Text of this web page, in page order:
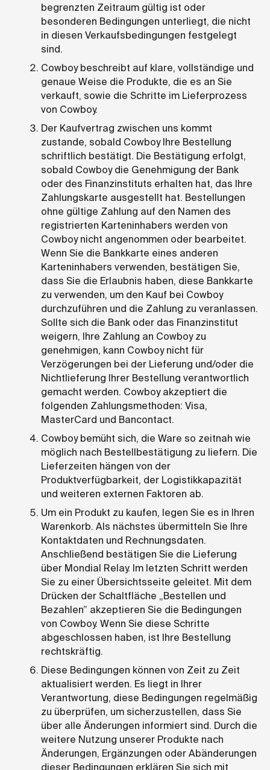
begrenzten Zeitraum gültig ist oder
besonderen Bedingungen unterliegt, die nicht
in diesen Verkaufsbedingungen festgelegt
sind.
Cowboy beschreibt auf klare, vollständige und
genaue Weise die Produkte, die es an Sie
verkauft, sowie die Schritte im Lieferprozess
von Cowboy.
Der Kaufvertrag zwischen uns kommt
zustande, sobald Cowboy Ihre Bestellung
schriftlich bestätigt. Die Bestätigung erfolgt,
sobald Cowboy die Genehmigung der Bank
oder des Finanzinstituts erhalten hat, das Ihre
Zahlungskarte ausgestellt hat. Bestellungen
ohne gültige Zahlung auf den Namen des
registrierten Karteninhabers werden von
Cowboy nicht angenommen oder bearbeitet.
Wenn Sie die Bankkarte eines anderen
Karteninhabers verwenden, bestätigen Sie,
dass Sie die Erlaubnis haben, diese Bankkarte
zu verwenden, um den Kauf bei Cowboy
durchzuführen und die Zahlung zu veranlassen.
Sollte sich die Bank oder das Finanzinstitut
weigern, Ihre Zahlung an Cowboy zu
genehmigen, kann Cowboy nicht für
Verzögerungen bei der Lieferung und/oder die
Nichtlieferung Ihrer Bestellung verantwortlich
gemacht werden. Cowboy akzeptiert die
folgenden Zahlungsmethoden: Visa,
MasterCard und Bancontact.
Cowboy bemüht sich, die Ware so zeitnah wie
möglich nach Bestellbestätigung zu liefern. Die
Lieferzeiten hängen von der
Produktverfügbarkeit, der Logistikkapazität
und weiteren externen Faktoren ab.
Um ein Produkt zu kaufen, legen Sie es in Ihren
Warenkorb. Als nächstes übermitteln Sie Ihre
Kontaktdaten und Rechnungsdaten.
Anschließend bestätigen Sie die Lieferung
über Mondial Relay. Im letzten Schritt werden
Sie zu einer Übersichtsseite geleitet. Mit dem
Drücken der Schaltfläche „Bestellen und
Bezahlen” akzeptieren Sie die Bedingungen
von Cowboy. Wenn Sie diese Schritte
abgeschlossen haben, ist Ihre Bestellung
rechtskräftig.
Diese Bedingungen können von Zeit zu Zeit
aktualisiert werden. Es liegt in Ihrer
Verantwortung, diese Bedingungen regelmäßig
zu überprüfen, um sicherzustellen, dass Sie
über alle Änderungen informiert sind. Durch die
weitere Nutzung unserer Produkte nach
Änderungen, Ergänzungen oder Abänderungen
dieser Bedingungen erklären Sie sich mit